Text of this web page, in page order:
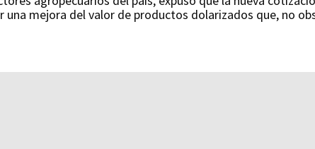
una mejora del valor de productos dolarizados que, no